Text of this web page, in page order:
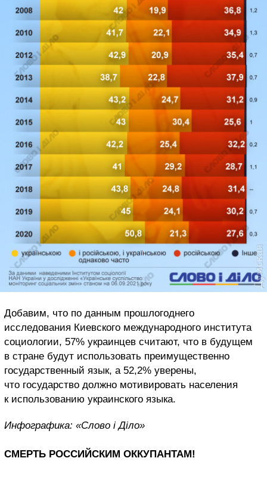
Добавим, что по данным прошлогоднего
исследования Киевского международного института
социологии, 57% украинцев считают, что в будущем
в стране будут использовать преимущественно
государственный язык, а 52,2% уверены,
что государство должно мотивировать населения
к использованию украинского языка.
Инфографика: «Слово і Діло»
СМЕРТЬ РОССИЙСКИМ ОККУПАНТАМ!